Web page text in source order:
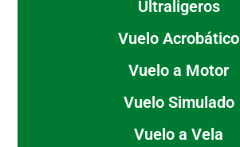
Ultraligeros
Vuelo Acrobático
Vuelo a Motor
Vuelo Simulado
Vuelo a Vela